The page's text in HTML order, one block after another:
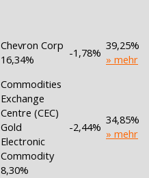
Chevron Corp
16,34%
-1,78%
39,25%
» mehr
Commodities
Exchange
Centre (CEC)
Gold
Electronic
Commodity
8,30%
-2,44%
34,85%
» mehr